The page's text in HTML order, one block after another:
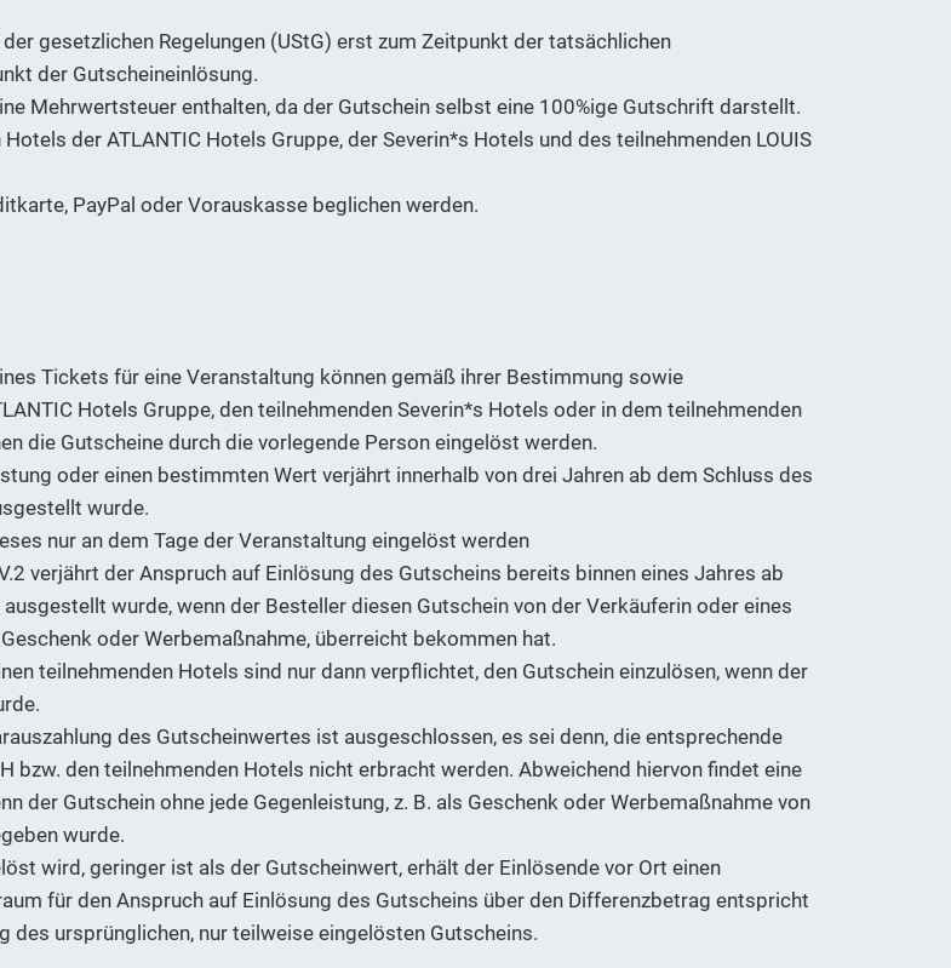
gesetzlichen Regelungen (UStG) erst zum Zeitpunkt der tatsächlichen
der Gutscheineinlösung.
Mehrwertsteuer enthalten, da der Gutschein selbst eine 100%ige Gutschrift darstellt.
der ATLANTIC Hotels Gruppe, der Severin*s Hotels und des teilnehmenden LOUIS
PayPal oder Vorauskasse beglichen werden.
Tickets für eine Veranstaltung können gemäß ihrer Bestimmung sowie
Hotels Gruppe, den teilnehmenden Severin*s Hotels oder in dem teilnehmenden
die Gutscheine durch die vorlegende Person eingelöst werden.
oder einen bestimmten Wert verjährt innerhalb von drei Jahren ab dem Schluss des
wurde.
nur an dem Tage der Veranstaltung eingelöst werden
verjährt der Anspruch auf Einlösung des Gutscheins bereits binnen eines Jahres ab
wurde, wenn der Besteller diesen Gutschein von der Verkäuferin oder eines
oder Werbemaßnahme, überreicht bekommen hat.
teilnehmenden Hotels sind nur dann verpflichtet, den Gutschein einzulösen, wenn der
des Gutscheinwertes ist ausgeschlossen, es sei denn, die entsprechende
bzw. den teilnehmenden Hotels nicht erbracht werden. Abweichend hiervon findet eine
der Gutschein ohne jede Gegenleistung, z. B. als Geschenk oder Werbemaßnahme von
wurde.
wird, geringer ist als der Gutscheinwert, erhält der Einlösende vor Ort einen
für den Anspruch auf Einlösung des Gutscheins über den Differenzbetrag entspricht
ursprünglichen, nur teilweise eingelösten Gutscheins.